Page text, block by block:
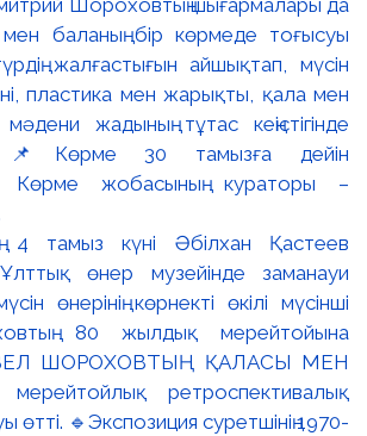
4 тамыз күні Әбілхан Қастеев
өнер музейінде заманауи
өнерінің көрнекті өкілі мүсінші
80 жылдық мерейтойына
ШОРОХОВТЫҢ ҚАЛАСЫ МЕН
ретроспективалық
өтті. 🔹Экспозиция суретшінің 1970-